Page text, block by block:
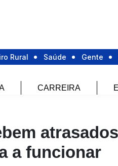
Rural Saúde Gente
CARREIRA
a funcionar